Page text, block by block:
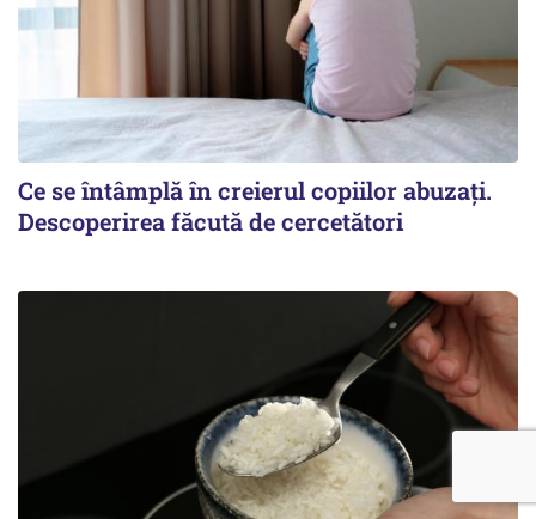
Ce se întâmplă în creierul copiilor abuzați.
Descoperirea făcută de cercetători